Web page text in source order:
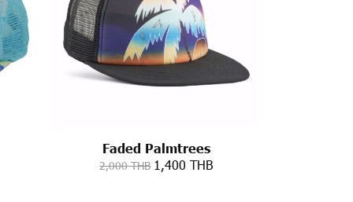
Faded Palmtrees
2,000 THB 1,400 THB